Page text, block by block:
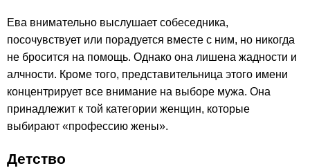
Ева внимательно выслушает собеседника,
посочувствует или порадуется вместе с ним, но никогда
не бросится на помощь. Однако она лишена жадности и
алчности. Кроме того, представительница этого имени
концентрирует все внимание на выборе мужа. Она
принадлежит к той категории женщин, которые
выбирают «профессию жены».
Детство